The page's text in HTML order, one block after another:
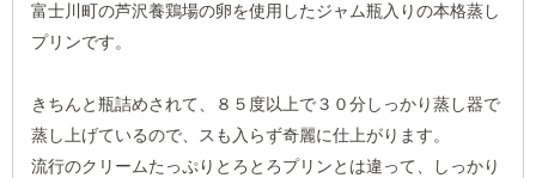
富士川町の芦沢養鶏場の卵を使用したジャム瓶入りの本格蒸し
プリンです。
きちんと瓶詰めされて、８５度以上で３０分しっかり蒸し器で
蒸し上げているので、スも入らず奇麗に仕上がります。
流行のクリームたっぷりとろとろプリンとは違って、しっかり